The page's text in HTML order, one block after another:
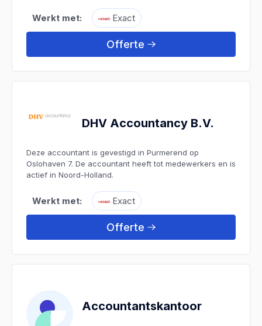
Werkt met: Exact
Offerte
DHV Accountancy B.V.
Deze accountant is gevestigd in Purmerend op
Oslohaven 7. De accountant heeft tot medewerkers en is
actief in Noord-Holland.
Werkt met: Exact
Offerte
Accountantskantoor